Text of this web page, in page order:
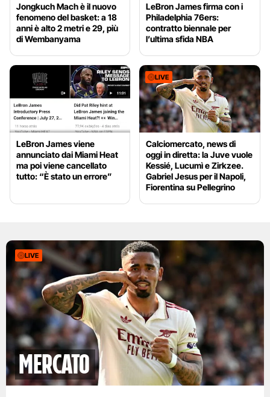
Jongkuch Mach è il nuovo
fenomeno del basket: a 18
anni è alto 2 metri e 29, più
di Wembanyama
LeBron James firma con i
Philadelphia 76ers:
contratto biennale per
l’ultima sfida NBA
LeBron James viene
annunciato dai Miami Heat
ma poi viene cancellato
tutto: “È stato un errore”
LIVE
Calciomercato, news di
oggi in diretta: la Juve vuole
Kessié, Lucumì e Zirkzee.
Gabriel Jesus per il Napoli,
Fiorentina su Pellegrino
LIVE
mercato